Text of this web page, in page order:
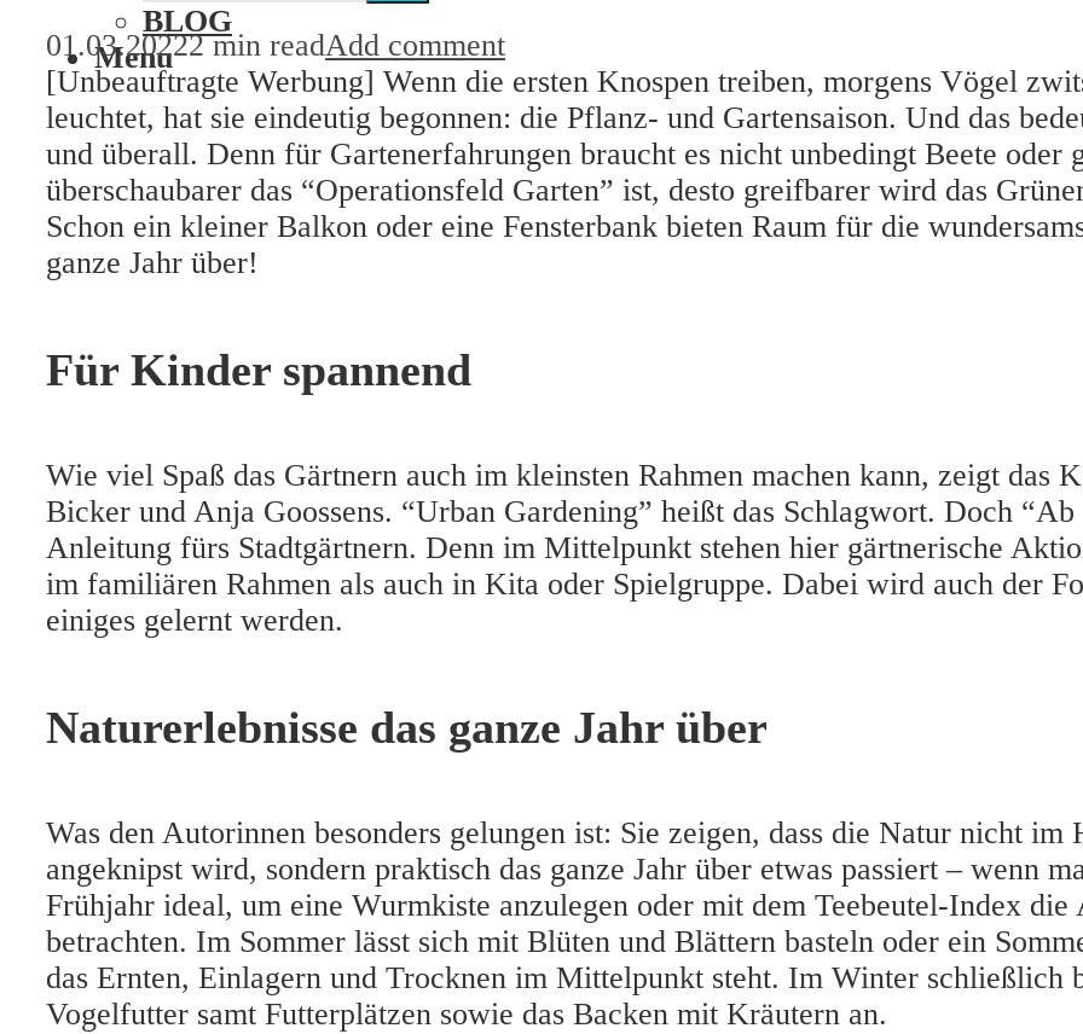
BLOG
Menu
01.03.20222 min readAdd comment
[Unbeauftragte Werbung] Wenn die ersten Knospen treiben, morgens Vögel
leuchtet, hat sie eindeutig begonnen: die Pflanz- und Gartensaison. Und das
und überall. Denn für Gartenerfahrungen braucht es nicht unbedingt Beete oder
überschaubarer das “Operationsfeld Garten” ist, desto greifbarer wird das
Schon ein kleiner Balkon oder eine Fensterbank bieten Raum für die
ganze Jahr über!
Für Kinder spannend
Wie viel Spaß das Gärtnern auch im kleinsten Rahmen machen kann, zeigt das
Bicker und Anja Goossens. “Urban Gardening” heißt das Schlagwort. Doch
Anleitung fürs Stadtgärtnern. Denn im Mittelpunkt stehen hier gärtnerische
im familiären Rahmen als auch in Kita oder Spielgruppe. Dabei wird auch der
einiges gelernt werden.
Naturerlebnisse das ganze Jahr über
Was den Autorinnen besonders gelungen ist: Sie zeigen, dass die Natur nicht
angeknipst wird, sondern praktisch das ganze Jahr über etwas passiert – wenn
Frühjahr ideal, um eine Wurmkiste anzulegen oder mit dem Teebeutel-Index
betrachten. Im Sommer lässt sich mit Blüten und Blättern basteln oder ein
das Ernten, Einlagern und Trocknen im Mittelpunkt steht. Im Winter schließlich
Vogelfutter samt Futterplätzen sowie das Backen mit Kräutern an.